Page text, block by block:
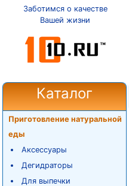
Заботимся о качестве
Вашей жизни
Каталог
Приготовление натуральной
еды
Аксессуары
Дегидраторы
Для выпечки